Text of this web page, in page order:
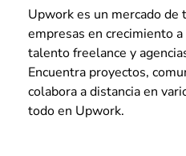
Upwork es un mercado de
empresas en crecimiento
talento freelance y
Encuentra proyectos,
colabora a distancia en
todo en Upwork.